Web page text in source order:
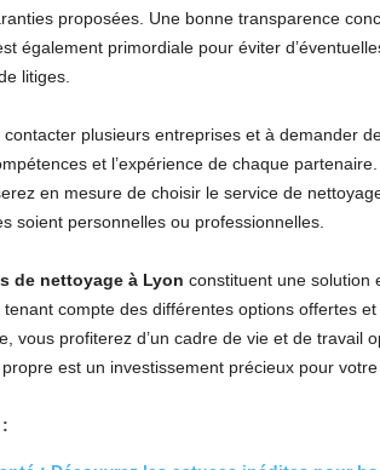
proposées. Une bonne transparence
également primordiale pour éviter
litiges.
contacter plusieurs entreprises et à demander
et l’expérience de chaque
en mesure de choisir le service de
soient personnelles ou professionnelles.
de nettoyage à Lyon constituent une solution
tenant compte des différentes options offertes
vous profiterez d’un cadre de vie et de travail
est un investissement précieux pour